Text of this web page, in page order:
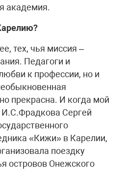
академия.
тех, чья миссия –
Педагоги и
к профессии, но и
прекрасна. И когда мой
Сергей
«Кижи» в Карелии,
поездку
островов Онежского